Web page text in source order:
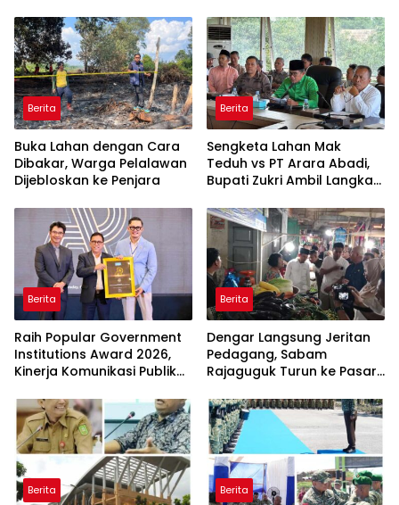
Jaringan Pembalak Liar
Berita
Buka Lahan dengan Cara
Dibakar, Warga Pelalawan
Dijebloskan ke Penjara
Berita
Sengketa Lahan Mak
Teduh vs PT Arara Abadi,
Bupati Zukri Ambil Langkah
Berita
Raih Popular Government
Institutions Award 2026,
Kinerja Komunikasi Publik
Kembali Diakui
Berita
Dengar Langsung Jeritan
Pedagang, Sabam
Rajaguguk Turun ke Pasar
Berita Berita